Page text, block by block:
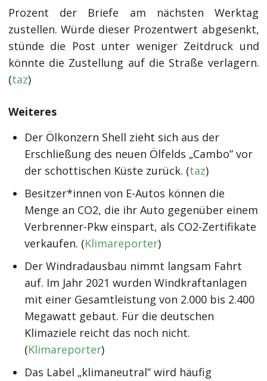
Prozent der Briefe am nächsten Werktag
zustellen. Würde dieser Prozentwert abgesenkt,
stünde die Post unter weniger Zeitdruck und
könnte die Zustellung auf die Straße verlagern.
(taz)
Weiteres
Der Ölkonzern Shell zieht sich aus der
Erschließung des neuen Ölfelds „Cambo” vor
der schottischen Küste zurück. (taz)
Besitzer*innen von E-Autos können die
Menge an CO2, die ihr Auto gegenüber einem
Verbrenner-Pkw einspart, als CO2-Zertifikate
verkaufen. (Klimareporter)
Der Windradausbau nimmt langsam Fahrt
auf. Im Jahr 2021 wurden Windkraftanlagen
mit einer Gesamtleistung von 2.000 bis 2.400
Megawatt gebaut. Für die deutschen
Klimaziele reicht das noch nicht.
(Klimareporter)
Das Label „klimaneutral” wird häufig